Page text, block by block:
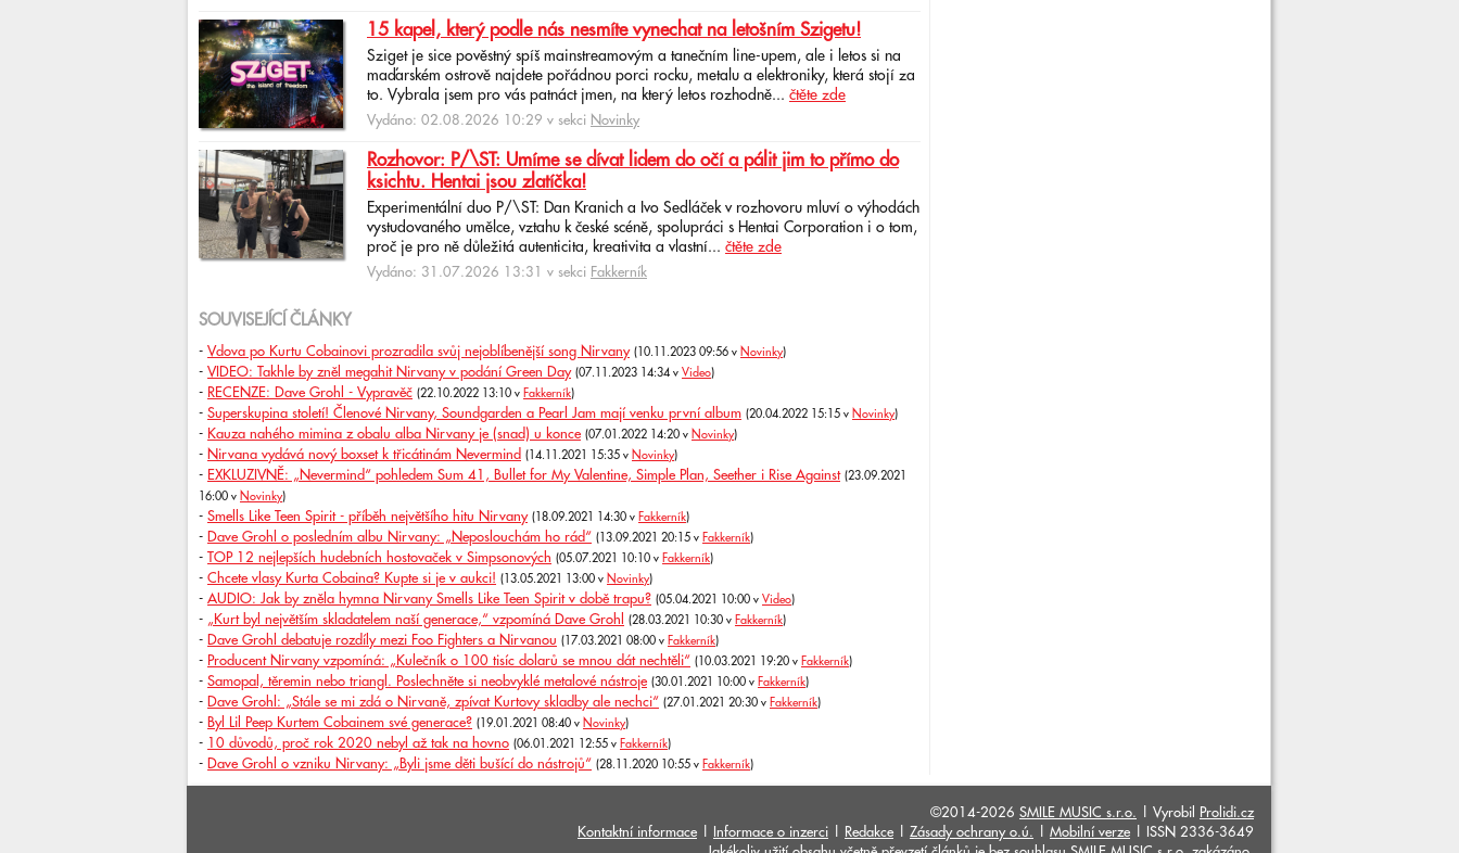
15 kapel, který podle nás nesmíte vynechat na letošním Szigetu!
Sziget je sice pověstný spíš mainstreamovým a tanečním line-upem, ale i letos si na
maďarském ostrově najdete pořádnou porci rocku, metalu a elektroniky, která stojí za
to. Vybrala jsem pro vás patnáct jmen, na který letos rozhodně... čtěte zde
Vydáno: 02.08.2026 10:29 v sekci Novinky
Rozhovor: P/\ST: Umíme se dívat lidem do očí a pálit jim to přímo do
ksichtu. Hentai jsou zlatíčka!
Experimentální duo P/\ST: Dan Kranich a Ivo Sedláček v rozhovoru mluví o výhodách
vystudovaného umělce, vztahu k české scéně, spolupráci s Hentai Corporation i o tom,
proč je pro ně důležitá autenticita, kreativita a vlastní... čtěte zde
Vydáno: 31.07.2026 13:31 v sekci Fakkerník
SOUVISEJÍCÍ ČLÁNKY
- Vdova po Kurtu Cobainovi prozradila svůj nejoblíbenější song Nirvany (10.11.2023 09:56 v Novinky)
- VIDEO: Takhle by zněl megahit Nirvany v podání Green Day (07.11.2023 14:34 v Video)
- RECENZE: Dave Grohl - Vypravěč (22.10.2022 13:10 v Fakkerník)
- Superskupina století! Členové Nirvany, Soundgarden a Pearl Jam mají venku první album (20.04.2022 15:15 v Novinky)
- Kauza nahého mimina z obalu alba Nirvany je (snad) u konce (07.01.2022 14:20 v Novinky)
- Nirvana vydává nový boxset k třicátinám Nevermind (14.11.2021 15:35 v Novinky)
- EXKLUZIVNĚ: „Nevermind“ pohledem Sum 41, Bullet for My Valentine, Simple Plan, Seether i Rise Against (23.09.2021
16:00 v Novinky)
- Smells Like Teen Spirit - příběh největšího hitu Nirvany (18.09.2021 14:30 v Fakkerník)
- Dave Grohl o posledním albu Nirvany: „Neposlouchám ho rád“ (13.09.2021 20:15 v Fakkerník)
- TOP 12 nejlepších hudebních hostovaček v Simpsonových (05.07.2021 10:10 v Fakkerník)
- Chcete vlasy Kurta Cobaina? Kupte si je v aukci! (13.05.2021 13:00 v Novinky)
- AUDIO: Jak by zněla hymna Nirvany Smells Like Teen Spirit v době trapu? (05.04.2021 10:00 v Video)
- „Kurt byl největším skladatelem naší generace,“ vzpomíná Dave Grohl (28.03.2021 10:30 v Fakkerník)
- Dave Grohl debatuje rozdíly mezi Foo Fighters a Nirvanou (17.03.2021 08:00 v Fakkerník)
- Producent Nirvany vzpomíná: „Kulečník o 100 tisíc dolarů se mnou dát nechtěli“ (10.03.2021 19:20 v Fakkerník)
- Samopal, těremin nebo triangl. Poslechněte si neobvyklé metalové nástroje (30.01.2021 10:00 v Fakkerník)
- Dave Grohl: „Stále se mi zdá o Nirvaně, zpívat Kurtovy skladby ale nechci“ (27.01.2021 20:30 v Fakkerník)
- Byl Lil Peep Kurtem Cobainem své generace? (19.01.2021 08:40 v Novinky)
- 10 důvodů, proč rok 2020 nebyl až tak na hovno (06.01.2021 12:55 v Fakkerník)
- Dave Grohl o vzniku Nirvany: „Byli jsme děti bušící do nástrojů“ (28.11.2020 10:55 v Fakkerník)
©2014-2026 SMILE MUSIC s.r.o. | Vyrobil
Prolidi.cz
Kontaktní informace
Informace o inzerci Redakce Zásady ochrany o.ú. Mobilní verze | ISSN 2336-3649